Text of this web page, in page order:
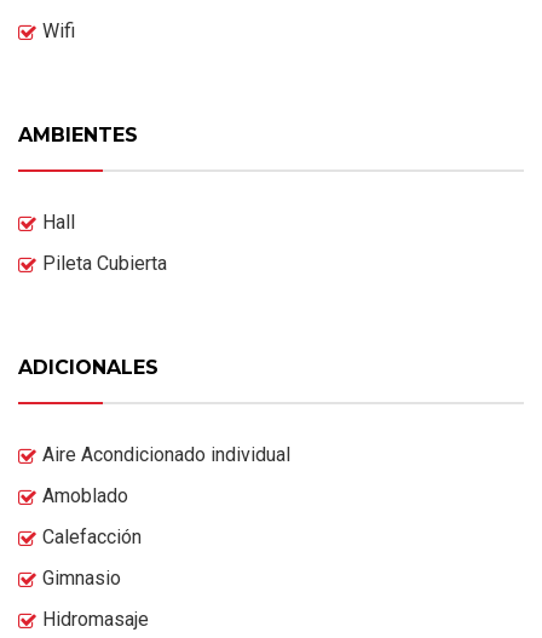
Wifi
AMBIENTES
Hall
Pileta Cubierta
ADICIONALES
Aire Acondicionado individual
Amoblado
Calefacción
Gimnasio
Hidromasaje